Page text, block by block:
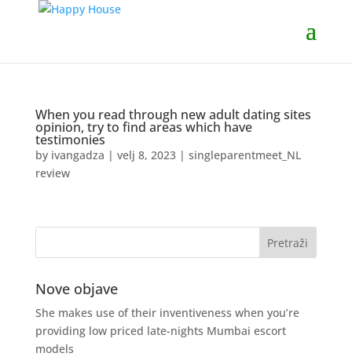
When you read through new adult dating sites
opinion, try to find areas which have
testimonies
by ivangadza | velj 8, 2023| singleparentmeet_NL
review
Nove objave
She makes use of their inventiveness when you’re
providing low priced late-nights Mumbai escort
models